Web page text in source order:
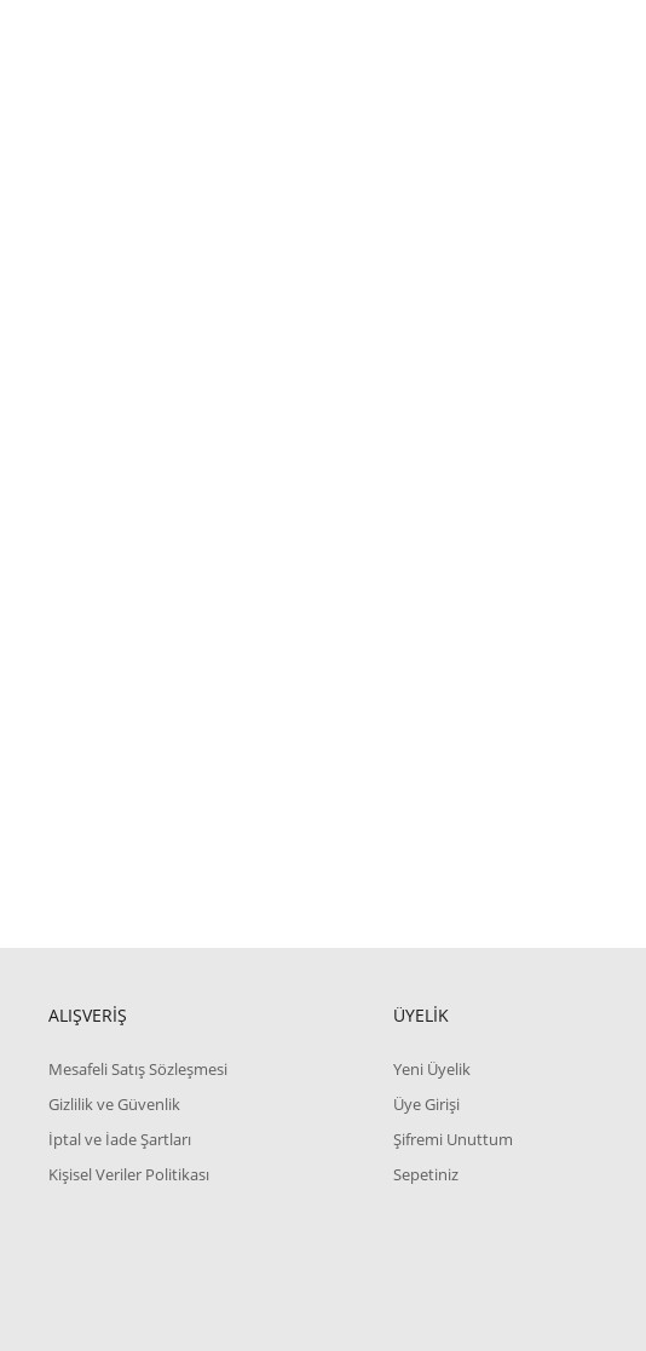
ALIŞVERİŞ
Mesafeli Satış Sözleşmesi
Gizlilik ve Güvenlik
İptal ve İade Şartları
Kişisel Veriler Politikası
ÜYELİK
Yeni Üyelik
Üye Girişi
Şifremi Unuttum
Sepetiniz